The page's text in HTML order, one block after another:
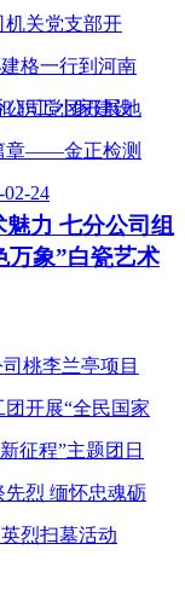
关党支部开
格一行到河南
职工小家建设
司党团开展地
章——金正检测
24
力 七分公司组
万象”白瓷艺术
桃李兰亭项目
开展“全民国家
征程”主题团日
烈 缅怀忠魂砺
烈扫墓活动